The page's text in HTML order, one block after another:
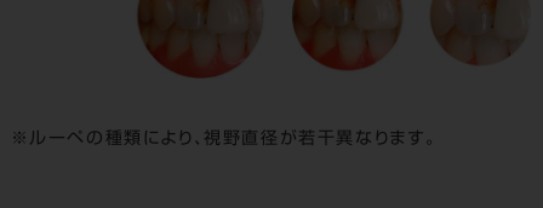
ルーペの種類により、視野直径が若干異なります。